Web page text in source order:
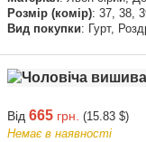
Розмір (комір): 37, 38,
Вид покупки: Гурт,
Від 665 грн. (15.83 $)
Немає в наявності